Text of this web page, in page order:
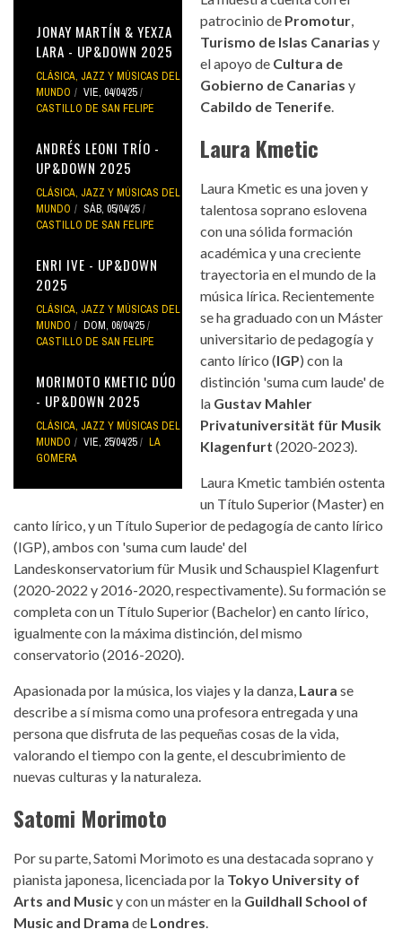
JONAY MARTÍN & YEXZA
LARA - UP&DOWN 2025
CLÁSICA, JAZZ Y MÚSICAS DEL
MUNDO
VIE, 04/04/25
CASTILLO DE SAN FELIPE
ANDRÉS LEONI TRÍO -
UP&DOWN 2025
CLÁSICA, JAZZ Y MÚSICAS DEL
MUNDO
SÁB, 05/04/25
CASTILLO DE SAN FELIPE
ENRI IVE - UP&DOWN
2025
CLÁSICA, JAZZ Y MÚSICAS DEL
MUNDO
DOM, 06/04/25
CASTILLO DE SAN FELIPE
MORIMOTO KMETIC DÚO
- UP&DOWN 2025
CLÁSICA, JAZZ Y MÚSICAS DEL
MUNDO
VIE, 25/04/25
LA
GOMERA
patrocinio de Promotur,
Turismo de Islas Canariasy
el apoyo de Cultura de
Gobierno de Canariasy
Cabildo de Tenerife.
Laura Kmetic
Laura Kmetic es una joven y
talentosa soprano eslovena
con una sólida formación
académica y una creciente
trayectoria en el mundo de la
música lírica. Recientemente
se ha graduado con un Máster
universitario de pedagogía y
canto lírico (IGP) con la
distinción 'suma cum laude' de
la Gustav Mahler
Privatuniversität für Musik
Klagenfurt(2020-2023).
Laura Kmetic también ostenta
un Título Superior (Master) en
canto lírico, y un Título Superior de pedagogía de canto lírico
(IGP), ambos con 'suma cum laude' del
Landeskonservatorium für Musik und Schauspiel Klagenfurt
(2020-2022 y 2016-2020, respectivamente). Su formación se
completa con un Título Superior (Bachelor) en canto lírico,
igualmente con la máxima distinción, del mismo
conservatorio (2016-2020).
Apasionada por la música, los viajes y la danza, Laura se
describe a sí misma como una profesora entregada y una
persona que disfruta de las pequeñas cosas de la vida,
valorando el tiempo con la gente, el descubrimiento de
nuevas culturas y la naturaleza.
Satomi Morimoto
Por su parte, Satomi Morimoto es una destacada soprano y
pianista japonesa, licenciada por la Tokyo University of
Arts and Musicy con un máster en la Guildhall School of
Music and Drama de Londres.